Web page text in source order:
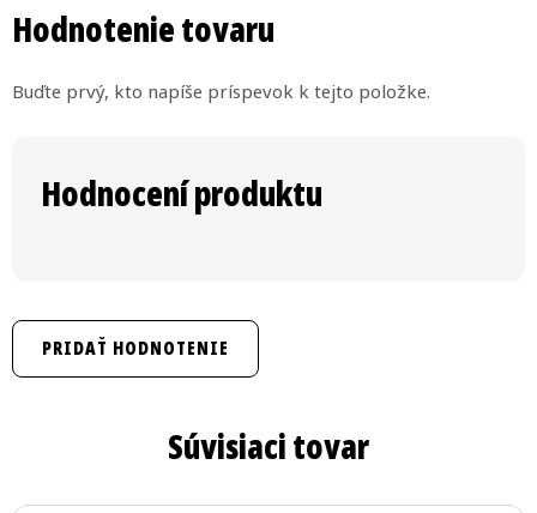
Hodnotenie tovaru
Buďte prvý, kto napíše príspevok k tejto položke.
PRIDAŤ HODNOTENIE
Súvisiaci tovar